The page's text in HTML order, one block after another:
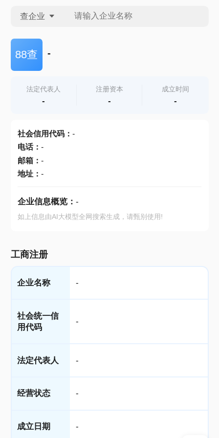
查企业
查企业
查产地
88查 -
法定代表人
-
注册资本
-
成立时间
-
社会信用代码： -
电话： -
邮箱： -
地址： -
企业信息概览： -
如上信息由AI大模型全网搜索生成，请甄别使用!
工商注册
企业名称 -
社会统一信
用代码
-
法定代表人 -
经营状态 -
成立日期 -